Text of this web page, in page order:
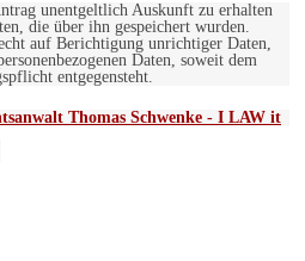
unentgeltlich Auskunft zu erhalten
die über ihn gespeichert wurden.
auf Berichtigung unrichtiger Daten,
Daten, soweit dem
entgegensteht.
Thomas Schwenke - I LAW it